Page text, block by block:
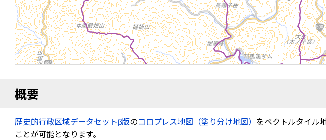
概要
歴史的行政区域データセットβ版のコロプレス地図（塗り分け地図） をベクトルタイル
ことが可能となります。